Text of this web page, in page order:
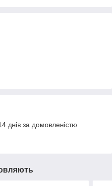
днів за домовленістю